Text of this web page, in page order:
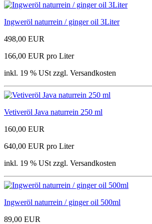
Ingweröl naturrein / ginger oil 3Liter
498,00 EUR
166,00 EUR pro Liter
inkl. 19 % USt zzgl. Versandkosten
Vetiveröl Java naturrein 250 ml
160,00 EUR
640,00 EUR pro Liter
inkl. 19 % USt zzgl. Versandkosten
Ingweröl naturrein / ginger oil 500ml
89,00 EUR